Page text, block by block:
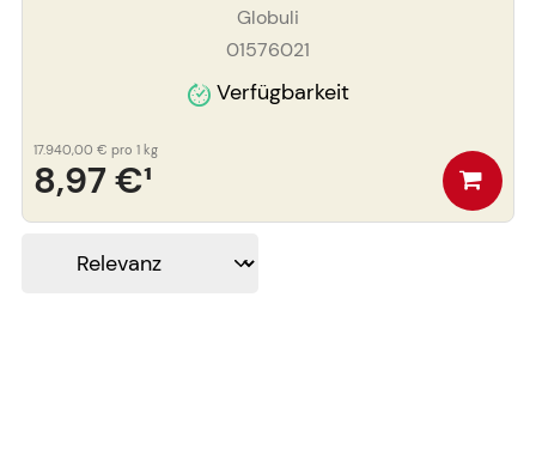
Globuli
01576021
Verfügbarkeit
8,97 €¹
17.940,00 € pro 1 kg